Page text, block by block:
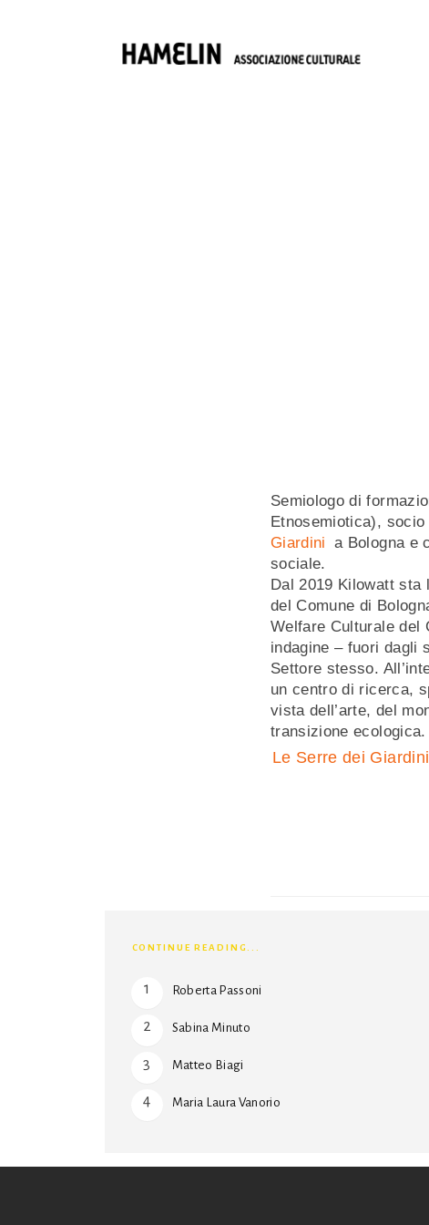
Semiologo di
Etnosemiotica), socio
Giardini a Bologna e
sociale.
Dal 2019 Kilowatt sta
del Comune di
Welfare Culturale del
indagine – fuori dagli
Settore stesso.
un centro di ricerca,
vista dell’arte, del
transizione ecologica.
Le Serre dei Giardini
CONTINUE READING...
Roberta Passoni
Sabina Minuto
Matteo Biagi
Maria Laura Vanorio